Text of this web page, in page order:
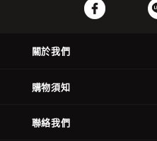
關於我們
購物須知
聯絡我們